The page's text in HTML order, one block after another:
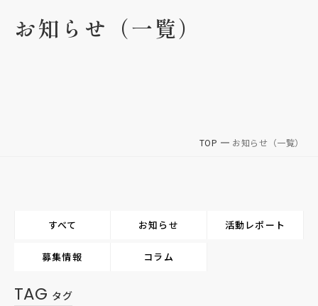
お知らせ（一覧）
TOP お知らせ（一覧）
すべて お知らせ 活動レポート
募集情報 コラム
TAG タグ